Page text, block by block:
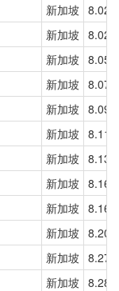
新加坡 8.02
新加坡 8.02
新加坡 8.05
新加坡 8.07
新加坡 8.09
新加坡 8.11
新加坡 8.13
新加坡 8.16
新加坡 8.16
新加坡 8.20
新加坡 8.27
新加坡 8.28